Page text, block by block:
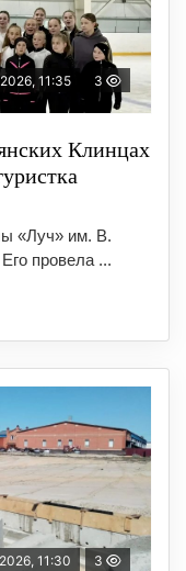
11:35 3
Клинцах
«Луч» им. В.
провела ...
11:30 3